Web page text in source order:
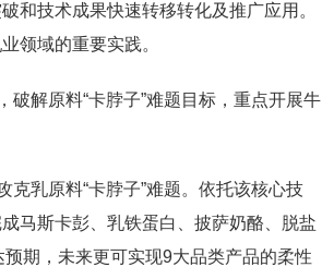
和技术成果快速转移转化及推广应用。
领域的重要实践。
破解原料“卡脖子”难题目标，重点开展牛
乳原料“卡脖子”难题。依托该核心技
马斯卡彭、乳铁蛋白、披萨奶酪、脱盐
期，未来更可实现9大品类产品的柔性